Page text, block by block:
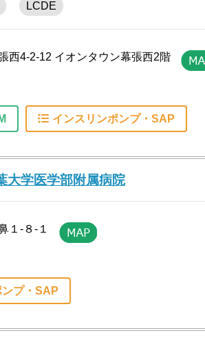
LCDE
西4-2-12 イオンタウン幕張西2階
インスリンポンプ・SAP
大学医学部附属病院
‐８‐１
プ・SAP